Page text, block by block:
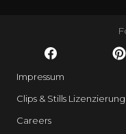
Impressum
Clips & Stills Lizenzierung
Careers